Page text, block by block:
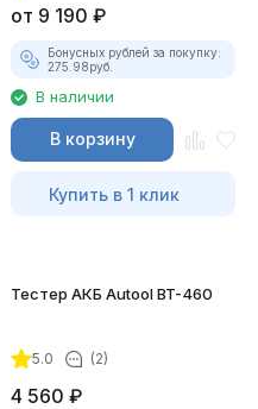
от 9 190 ₽
Бонусных рублей за покупку:
275.98руб.
В наличии
В корзину
Купить в 1 клик
Тестер АКБ Autool BT-460
5.0 (2)
4 560 ₽